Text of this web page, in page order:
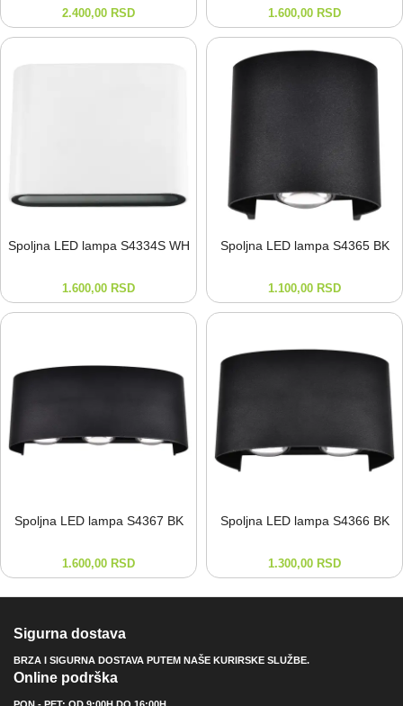
2.400,00 RSD 1.600,00 RSD
Spoljna LED lampa S4334S WH
1.600,00 RSD
Spoljna LED lampa S4365 BK
1.100,00 RSD
Spoljna LED lampa S4367 BK
1.600,00 RSD
Spoljna LED lampa S4366 BK
1.300,00 RSD
Sigurna dostava
BRZA I SIGURNA DOSTAVA PUTEM NAŠE KURIRSKE SLUŽBE.
Online podrška